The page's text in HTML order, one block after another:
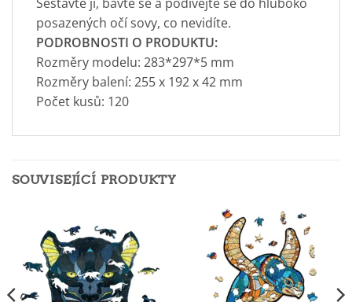
posazených očí sovy, co nevidíte.
PODROBNOSTI O PRODUKTU:
Rozměry modelu: 283*297*5 mm
Rozměry balení: 255 x 192 x 42 mm
Počet kusů: 120
SOUVISEJÍCÍ PRODUKTY